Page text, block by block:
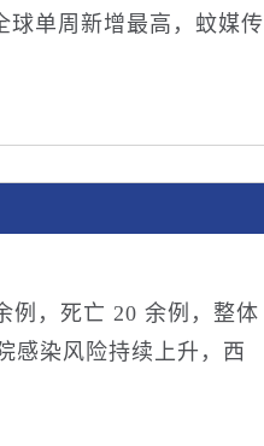
球单周新增最高，蚊媒传
例，死亡 20 余例，整体
感染风险持续上升，西